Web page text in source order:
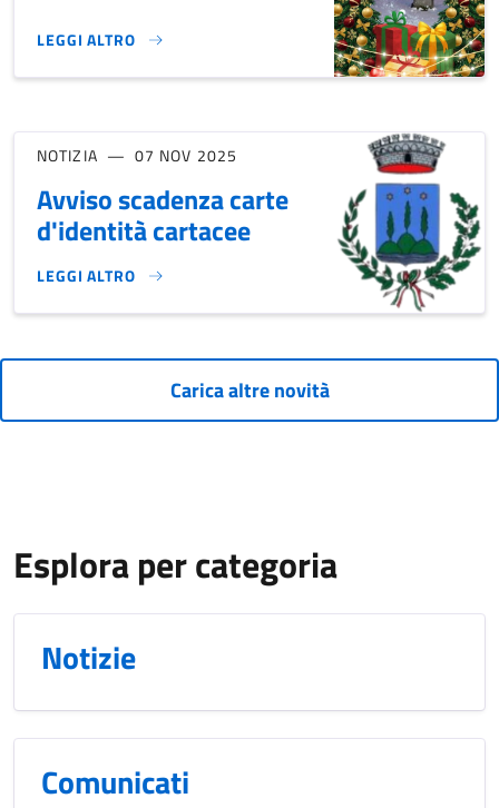
LEGGI ALTRO
FESTIVITÀ NATALIZIE A PIEVEPELAGO!}
NOTIZIA 07 NOV 2025
Avviso scadenza carte
d'identità cartacee
LEGGI ALTRO
AVVISO SCADENZA CARTE D'IDENTITÀ CARTACEE}
Carica altre novità
Esplora per categoria
Notizie
Comunicati